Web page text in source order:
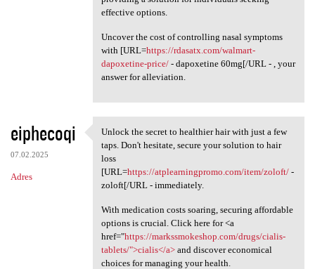
effective options.
Uncover the cost of controlling nasal symptoms
with [URL=https://rdasatx.com/walmart-
dapoxetine-price/- dapoxetine 60mg[/URL - , your
answer for alleviation.
eiphecoqi
07.02.2025
Adres
Unlock the secret to
Unlock the secret to healthier hair with just a few
taps. Don't hesitate, secure your solution to hair
loss
[URL=https://atplearningpromo.com/item/zoloft/-
zoloft[/URL - immediately.
With medication costs soaring, securing affordable
options is crucial. Click here for <a
href="https://markssmokeshop.com/drugs/cialis-
tablets/">cialis</a>and discover economical
choices for managing your health.